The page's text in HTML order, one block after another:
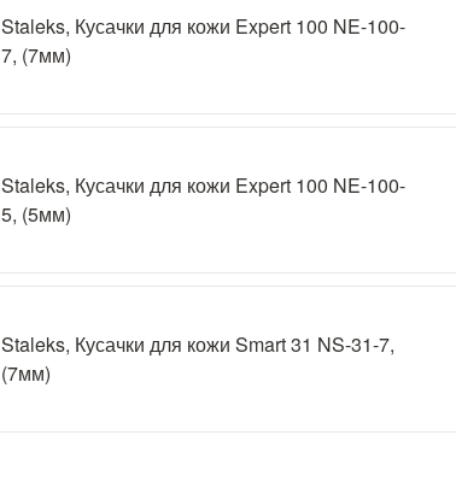
Staleks, Кусачки для кожи Expert 100 NE-100-
7, (7мм)
Staleks, Кусачки для кожи Expert 100 NE-100-
5, (5мм)
Staleks, Кусачки для кожи Smart 31 NS-31-7,
(7мм)